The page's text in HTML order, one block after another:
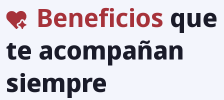
Beneficios que
te acompañan
siempre